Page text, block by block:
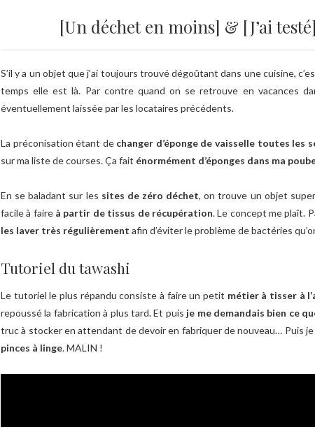
[Un déchet en moins] & [J’ai
S’il y a un objet que j’ai toujours trouvé dégoûtant dans une cuisine,
temps elle est là. Par contre quand on se retrouve en vacances
éventuellement laissée par les locataires précédents.
La préconisation étant de changer d’éponge de vaisselle toutes les
sur ma liste de courses. Ça fait énormément d’éponges dans ma
En se baladant sur les sites de zéro déchet, on trouve un objet
facile à faireà partir de tissus de récupération. Le concept me plaît.
les laver très régulièrement afin d’éviter le problème de bactéries
Tutoriel du tawashi
Le tutoriel le plus répandu consiste à faire un petit métier à tisser à
repoussé la fabrication à plus tard. Et puis je me demandais bien ce
truc à stocker en attendant de devoir en fabriquer de nouveau… Puis
pinces à linge. MALIN !